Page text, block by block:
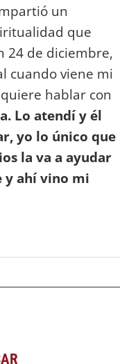
un
que
24 de diciembre,
cuando viene mi
hablar con
Lo atendí y él
yo lo único que
la va a ayudar
y ahí vino mi